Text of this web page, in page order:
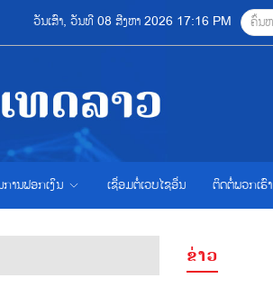
ວັນເສົາ, ວັນທີ 08 ສີງຫາ 2026 17:16 PM
ານຟອກເງິນ ເຊື່ອມຕໍ່ເວບໄຊອ່ືນ ຕິດຕໍ່ພວກເຮົາ
ຂ່າວ